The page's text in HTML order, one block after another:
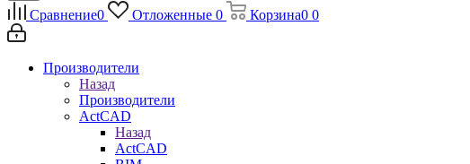
Сравнение0 Отложенные 0 Корзина0 0
Производители
Назад
Производители
ActCAD
Назад
ActCAD